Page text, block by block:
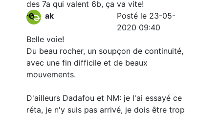
des 7a qui valent 6b, ça va vite!
ak
Posté le 23-05-
2020 09:40
Belle voie!
Du beau rocher, un soupçon de continuité,
avec une fin difficile et de beaux
mouvements.
D'ailleurs Dadafou et NM: je l'ai essayé ce
réta, je n'y suis pas arrivé, je dois être trop